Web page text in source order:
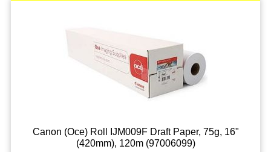
Canon (Oce) Roll IJM009F Draft Paper, 75g, 16"
(420mm), 120m (97006099)